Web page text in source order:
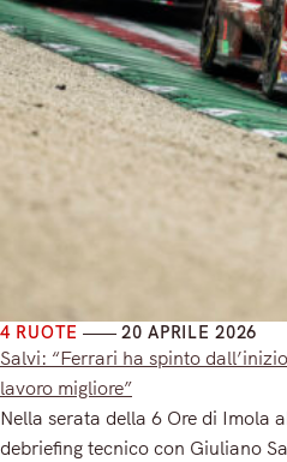
4 RUOTE 20 APRILE 2026
Salvi: “Ferrari ha spinto
lavoro migliore”
Nella serata della 6 Ore di Imola
debriefing tecnico con Giuliano